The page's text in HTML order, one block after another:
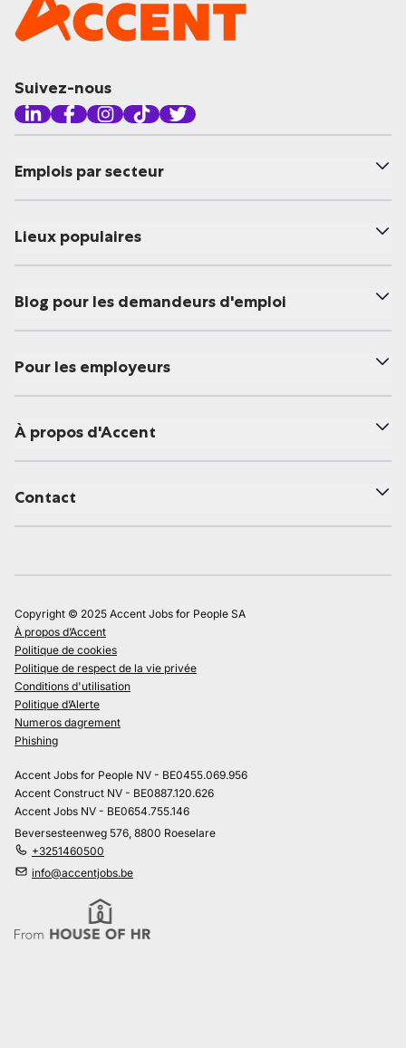
Suivez-nous
Emplois par secteur
Lieux populaires
Blog pour les demandeurs d'emploi
Pour les employeurs
À propos d'Accent
Contact
Copyright © 2025 Accent Jobs for People SA
À propos d’Accent
Politique de cookies
Politique de respect de la vie privée
Conditions d'utilisation
Politique d’Alerte
Numeros dagrement
Phishing
Accent Jobs for People NV - BE0455.069.956
Accent Construct NV - BE0887.120.626
Accent Jobs NV - BE0654.755.146
Beversesteenweg 576, 8800 Roeselare
+3251460500
info@accentjobs.be